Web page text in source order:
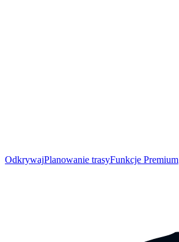
OdkrywajPlanowanie trasyFunkcje Premium